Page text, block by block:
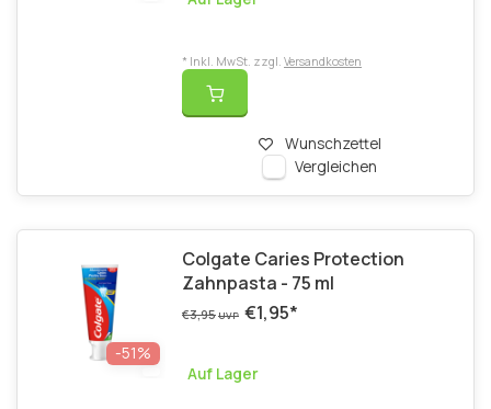
Wunschzettel
Vergleichen
* Inkl. MwSt. zzgl. Versandkosten
-51%
Colgate Caries Protection
Zahnpasta - 75 ml
€3,95UVP €1,95*
Auf Lager